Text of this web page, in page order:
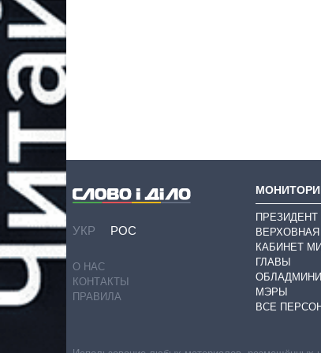
УКР РОС
О НАС
КОНТАКТЫ
ПРАВИЛА
ВЕРХОВНАЯ
КАБИНЕТ
ГЛАВЫ
МЭРЫ
ВСЕ